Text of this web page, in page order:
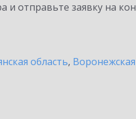
отправьте заявку на
область,